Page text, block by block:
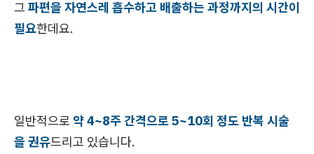
그 파편을 자연스레 흡수하고 배출하는 과정까지의 시간이
필요한데요.
일반적으로 약 4~8주 간격으로 5~10회 정도 반복 시술
을 권유드리고 있습니다.